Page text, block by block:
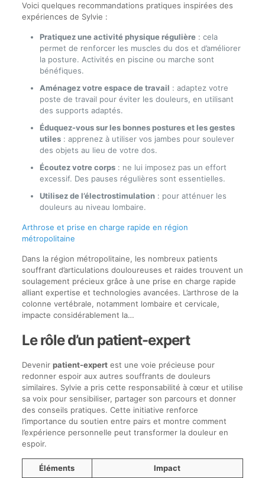
Voici quelques recommandations pratiques inspirées des
expériences de Sylvie :
Pratiquez une activité physique régulière: cela
permet de renforcer les muscles du dos et d’améliorer
la posture. Activités en piscine ou marche sont
bénéfiques.
Aménagez votre espace de travail : adaptez votre
poste de travail pour éviter les douleurs, en utilisant
des supports adaptés.
Éduquez-vous sur les bonnes postures et les gestes
utiles: apprenez à utiliser vos jambes pour soulever
des objets au lieu de votre dos.
Écoutez votre corps: ne lui imposez pas un effort
excessif. Des pauses régulières sont essentielles.
Utilisez de l’électrostimulation: pour atténuer les
douleurs au niveau lombaire.
Arthrose et prise en charge rapide en région
métropolitaine
Dans la région métropolitaine, les nombreux patients
souffrant d’articulations douloureuses et raides trouvent un
soulagement précieux grâce à une prise en charge rapide
alliant expertise et technologies avancées. L’arthrose de la
colonne vertébrale, notamment lombaire et cervicale,
impacte considérablement la…
Le rôle d’un patient-expert
Devenir patient-expertest une voie précieuse pour
redonner espoir aux autres souffrants de douleurs
similaires. Sylvie a pris cette responsabilité à cœur et utilise
sa voix pour sensibiliser, partager son parcours et donner
des conseils pratiques. Cette initiative renforce
l’importance du soutien entre pairs et montre comment
l’expérience personnelle peut transformer la douleur en
espoir.
Éléments
Impact